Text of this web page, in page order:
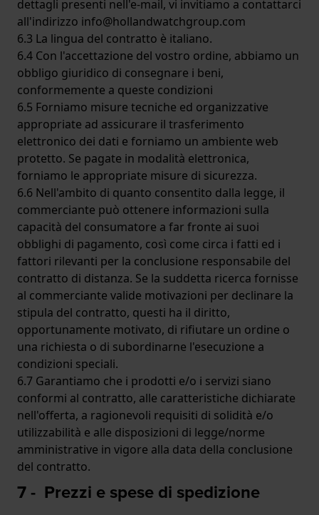
dettagli presenti nell'e-mail, vi invitiamo a contattarci
all'indirizzo info@hollandwatchgroup.com
6.3 La lingua del contratto è italiano.
6.4 Con l'accettazione del vostro ordine, abbiamo un
obbligo giuridico di consegnare i beni,
conformemente a queste condizioni
6.5 Forniamo misure tecniche ed organizzative
appropriate ad assicurare il trasferimento
elettronico dei dati e forniamo un ambiente web
protetto. Se pagate in modalità elettronica,
forniamo le appropriate misure di sicurezza.
6.6 Nell'ambito di quanto consentito dalla legge, il
commerciante può ottenere informazioni sulla
capacità del consumatore a far fronte ai suoi
obblighi di pagamento, così come circa i fatti ed i
fattori rilevanti per la conclusione responsabile del
contratto di distanza. Se la suddetta ricerca fornisse
al commerciante valide motivazioni per declinare la
stipula del contratto, questi ha il diritto,
opportunamente motivato, di rifiutare un ordine o
una richiesta o di subordinarne l'esecuzione a
condizioni speciali.
6.7 Garantiamo che i prodotti e/o i servizi siano
conformi al contratto, alle caratteristiche dichiarate
nell'offerta, a ragionevoli requisiti di solidità e/o
utilizzabilità e alle disposizioni di legge/norme
amministrative in vigore alla data della conclusione
del contratto.
7 - Prezzi e spese di spedizione